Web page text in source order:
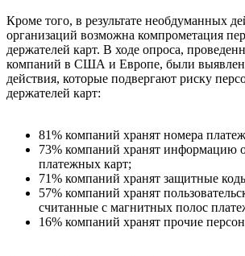
Кроме того, в результате необдуманных
организаций возможна компрометация
держателей карт. В ходе опроса,
компаний в США и Европе, были
действия, которые подвергают риску
держателей карт:
81% компаний хранят номера
73% компаний хранят информацию
платежных карт;
71% компаний хранят защитные
57% компаний хранят
считанные с магнитных полос
16% компаний хранят прочие